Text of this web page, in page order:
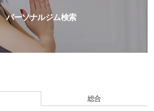
パーソナルジム検索
総合